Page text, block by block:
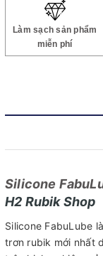
Làm sạch sản phẩm
miễn phí
Silicone
H2 Rubik Shop
Silicone FabuLube
trơn rubik mới nhất